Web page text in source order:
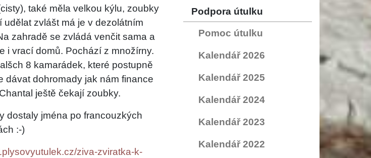
také měla velkou kýlu, zoubky
udělat zvlášt má je v dezolátním
zahradě se zvládá venčit sama a
i vrací domů. Pochází z množírny.
8 kamarádek, které postupně
dávat dohromady jak nám finance
ještě čekají zoubky.
dostaly jména po francouzkých
:-)
ziva-zviratka-k-
Podpora útulku
Pomoc útulku
Kalendář 2026
Kalendář 2025
Kalendář 2024
Kalendář 2023
Kalendář 2022